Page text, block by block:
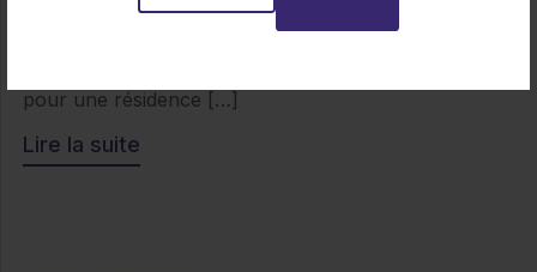
pour une résidence […]
Lire la suite